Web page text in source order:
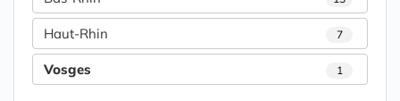
Haut-Rhin 7
Vosges 1